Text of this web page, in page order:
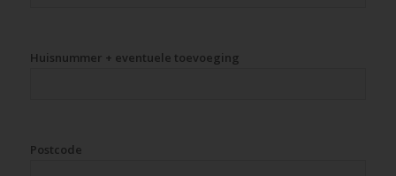
Huisnummer + eventuele toevoeging
Postcode